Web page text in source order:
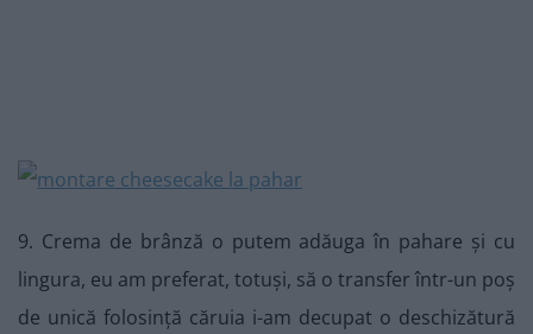
9. Crema de brânză o putem adăuga în pahare și cu
lingura, eu am preferat, totuși, să o transfer într-un poș
de unică folosință căruia i-am decupat o deschizătură